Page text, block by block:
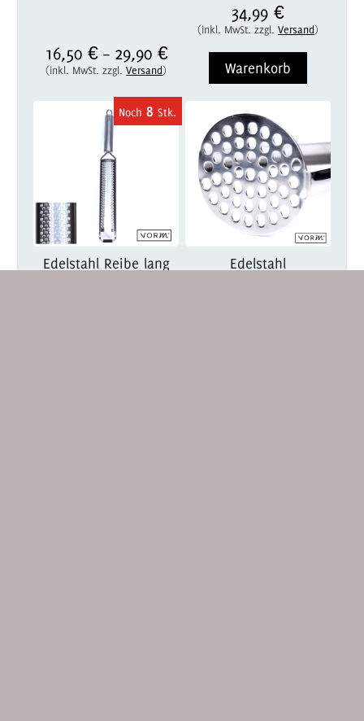
16,50 €– 29,90 €
(inkl. MwSt. zzgl.Versand)
34,99 €
(inkl. MwSt. zzgl. Versand)
Warenkorb
8
Edelstahl Reibe lang
Edelstahl